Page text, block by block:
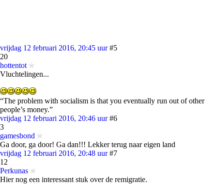
vrijdag 12 februari 2016, 20:45 uur #5
20
hottentot
Vluchtelingen...
“The problem with socialism is that you eventually run out of other
people’s money.”
vrijdag 12 februari 2016, 20:46 uur #6
3
gamesbond
Ga door, ga door! Ga dan!!! Lekker terug naar eigen land
vrijdag 12 februari 2016, 20:48 uur #7
12
Perkunas
Hier nog een interessant stuk over de remigratie.